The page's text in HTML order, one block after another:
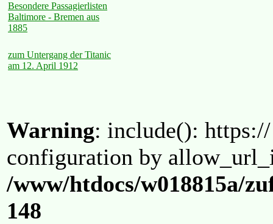
Besondere Passagierlisten
Baltimore - Bremen aus
1885
zum Untergang der Titanic
am 12. April 1912
Warning: include():
configuration by
/www/htdocs/w018815a/
148